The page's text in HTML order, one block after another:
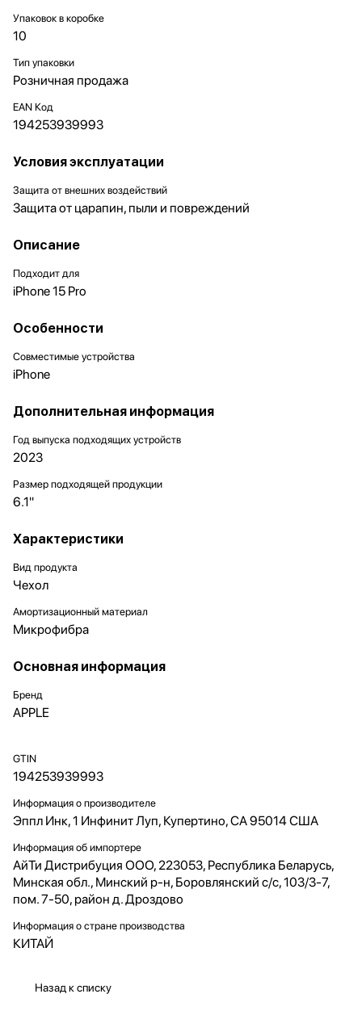
Упаковок в коробке
10
Тип упаковки
Розничная продажа
EAN Код
194253939993
Условия эксплуатации
Защита от внешних воздействий
Защита от царапин, пыли и повреждений
Описание
Подходит для
iPhone 15 Pro
Особенности
Совместимые устройства
iPhone
Дополнительная информация
Год выпуска подходящих устройств
2023
Размер подходящей продукции
6.1"
Характеристики
Вид продукта
Чехол
Амортизационный материал
Микрофибра
Основная информация
Бренд
APPLE
GTIN
194253939993
Информация о производителе
Эппл Инк, 1 Инфинит Луп, Купертино, CA 95014 США
Информация об импортере
АйТи Дистрибуция ООО, 223053, Республика Беларусь,
Минская обл., Минский р-н, Боровлянский с/с, 103/3-7,
пом. 7-50, район д. Дроздово
Информация о стране производства
КИТАЙ
Назад к списку